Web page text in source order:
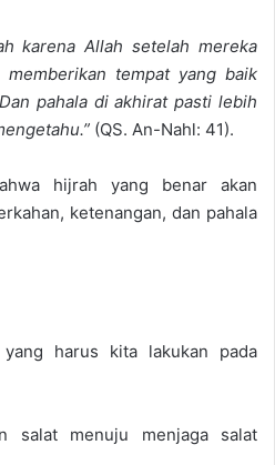
karena Allah setelah mereka
tempat yang baik
pahala di akhirat pasti lebih
(QS. An-Nahl: 41).
hijrah yang benar akan
ketenangan, dan pahala
harus kita lakukan pada
salat menuju menjaga salat